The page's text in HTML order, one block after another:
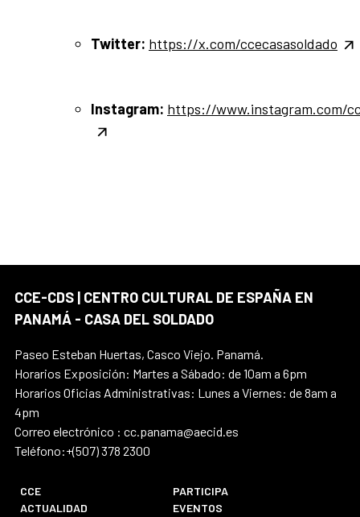
Twitter: https://x.com/ccecasasoldado
Instagram: https://www.instagram.com/
CCE-CDS | CENTRO CULTURAL DE ESPAÑA EN
PANAMÁ - CASA DEL SOLDADO
Paseo Esteban Huertas, Casco Viejo. Panamá.
Horarios Exposición: Martes a Sábado: de 10am a 6pm
Horarios Oficias Administrativas: Lunes a Viernes: de 8am a
4pm
Correo electrónico : cc.panama@aecid.es
Teléfono:+(507) 378 2300
CCE
PARTICIPA
ACTUALIDAD
EVENTOS